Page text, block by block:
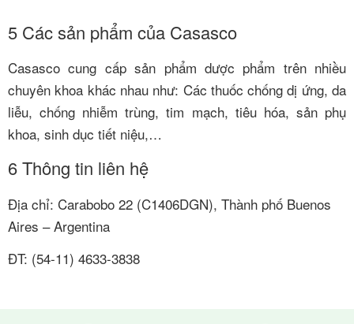
5 Các sản phẩm của Casasco
Casasco cung cấp sản phẩm dược phẩm trên nhiều
chuyên khoa khác nhau như: Các thuốc chống dị ứng, da
liễu, chống nhiễm trùng, tim mạch, tiêu hóa, sản phụ
khoa, sinh dục tiết niệu,…
6Thông tin liên hệ
Địa chỉ: Carabobo 22 (C1406DGN), Thành phố Buenos
Aires – Argentina
ĐT: (54-11) 4633-3838